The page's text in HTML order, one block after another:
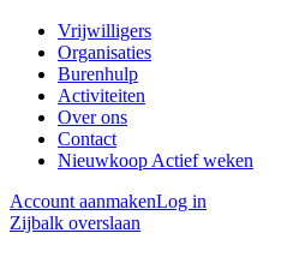
Vrijwilligers
Organisaties
Burenhulp
Activiteiten
Over ons
Contact
Nieuwkoop Actief weken
Account aanmakenLog in
Zijbalk overslaan